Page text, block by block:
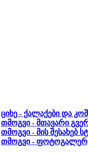
ციხე - ქალაქები და
თმოგვი - მთავარი
თმოგვი - მის შესახებ
თმოგვი -